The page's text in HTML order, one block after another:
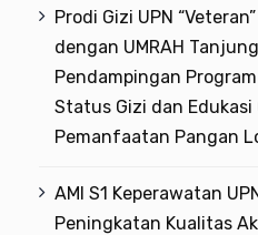
Prodi Gizi UPN
dengan UMRAH
Pendampingan
Status Gizi dan Edukasi
Pemanfaatan Pangan
AMI S1 Keperawatan
Peningkatan Kualitas